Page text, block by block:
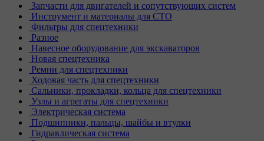
Запчасти для двигателей и сопутствующих систем
Инструмент и материалы для СТО
Фильтры для спецтехники
Разное
Навесное оборудование для экскаваторов
Новая спецтехника
Ремни для спецтехники
Ходовая часть для спецтехники
Сальники, прокладки, кольца для спецтехники
Узлы и агрегаты для спецтехники
Электрическая система
Подшипники, пальцы, шайбы и втулки
Гидравлическая система